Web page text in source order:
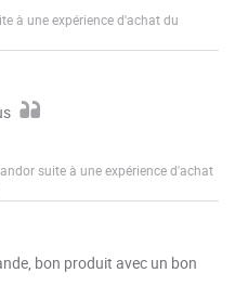
à une expérience d'achat du
suite à une expérience d'achat
bon produit avec un bon